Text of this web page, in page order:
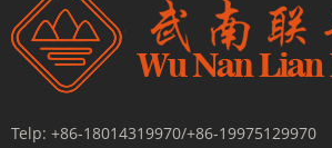
Telp: +86-18014319970/+86-19975129970